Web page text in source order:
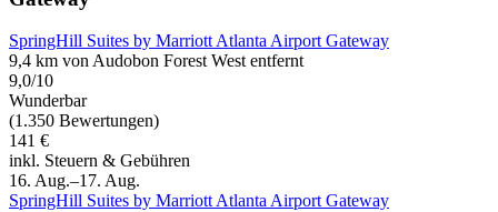
SpringHill Suites by Marriott Atlanta Airport Gateway
9,4 km von Audobon Forest West entfernt
9,0/10
Wunderbar
(1.350 Bewertungen)
141 €
inkl. Steuern & Gebühren
16. Aug.–17. Aug.
SpringHill Suites by Marriott Atlanta Airport Gateway